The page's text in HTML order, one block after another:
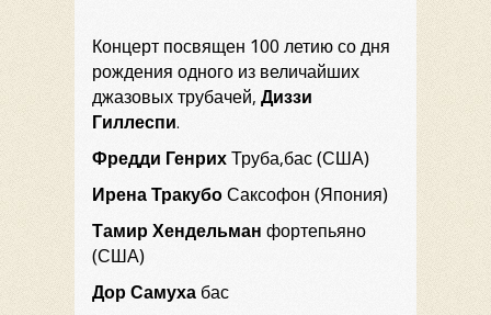
Концерт посвящен 100 летию со дня
рождения одного из величайших
джазовых трубачей, Диззи
Гиллеспи.
Фредди ГенрихТруба,бас (США)
Ирена ТракубоСаксофон (Япония)
Тамир Хендельман фортепьяно
(США)
Дор Самуха бас